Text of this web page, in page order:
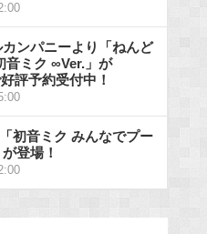
ンパニーより「ねんど
音ミク ∞Ver.」が
評予約受付中！
初音ミク みんなでプー
登場！